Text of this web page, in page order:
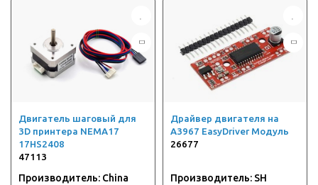
Двигатель шаговый для
3D принтера NEMA17
17HS2408
47113
Производитель: China
Драйвер двигателя на
A3967 EasyDriver Модуль
26677
Производитель: SH